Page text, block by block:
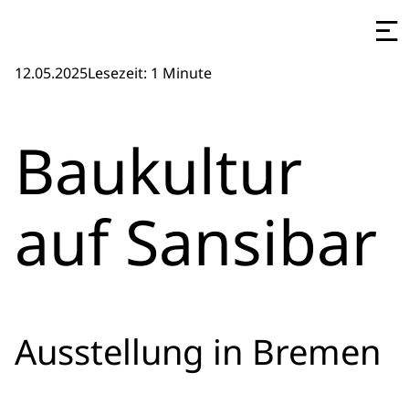
12.05.2025Lesezeit: 1 Minute
Baukultur
auf Sansibar
Ausstellung in Bremen